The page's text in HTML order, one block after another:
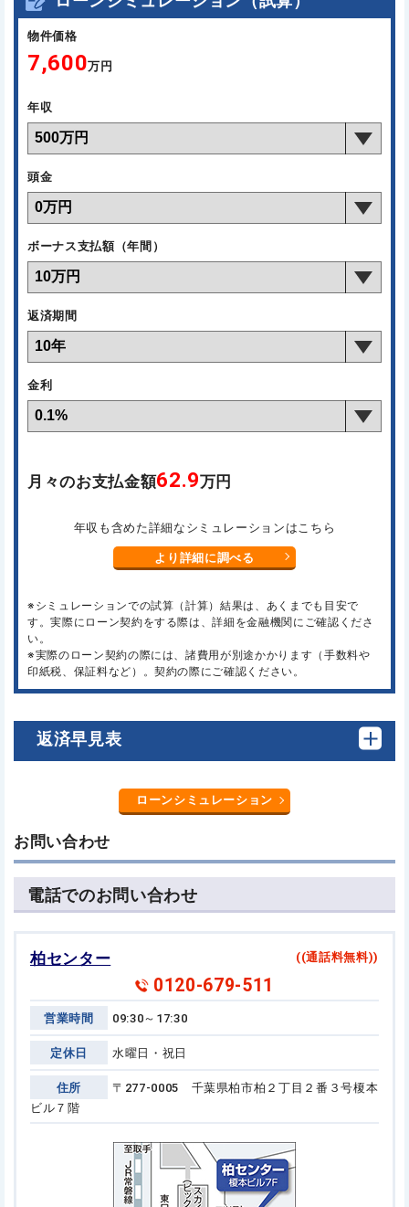
物件価格
7,600万円
年収
頭金
ボーナス支払額（年間）
返済期間
金利
月々のお支払金額62.9万円
年収も含めた詳細なシミュレーションはこちら
より詳細に調べる
※シミュレーションでの試算（計算）結果は、あくまでも目安で
す。実際にローン契約をする際は、詳細を金融機関にご確認くださ
い。
※実際のローン契約の際には、諸費用が別途かかります（手数料や
印紙税、保証料など）。契約の際にご確認ください。
返済早見表
ローンシミュレーション
お問い合わせ
電話でのお問い合わせ
柏センター ((通話料無料))
0120-679-511
営業時間 09:30～17:30
定休日 水曜日・祝日
住所 〒277-0005 千葉県柏市柏２丁目２番３号榎本
ビル７階